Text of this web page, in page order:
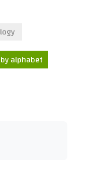
alphabet